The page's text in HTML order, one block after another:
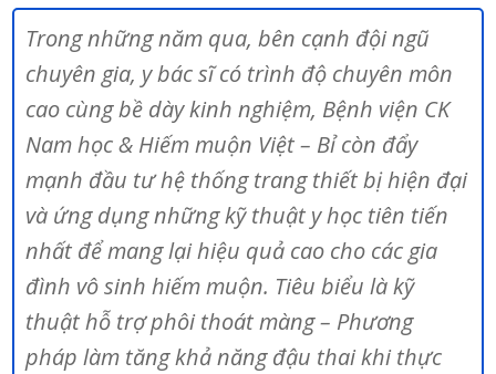
Trong những năm qua, bên cạnh đội ngũ
chuyên gia, y bác sĩ có trình độ chuyên môn
cao cùng bề dày kinh nghiệm, Bệnh viện CK
Nam học & Hiếm muộn Việt – Bỉ còn đẩy
mạnh đầu tư hệ thống trang thiết bị hiện đại
và ứng dụng những kỹ thuật y học tiên tiến
nhất để mang lại hiệu quả cao cho các gia
đình vô sinh hiếm muộn. Tiêu biểu là kỹ
thuật hỗ trợ phôi thoát màng – Phương
pháp làm tăng khả năng đậu thai khi thực